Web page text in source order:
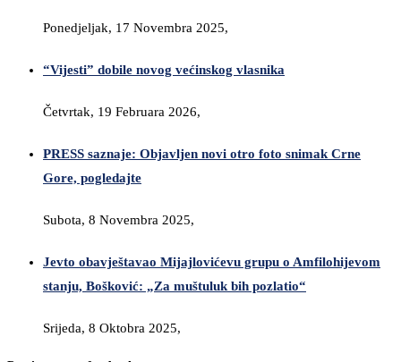
Ponedjeljak, 17 Novembra 2025,
“Vijesti” dobile novog većinskog vlasnika
Četvrtak, 19 Februara 2026,
PRESS saznaje: Objavljen novi otro foto snimak Crne
Gore, pogledajte
Subota, 8 Novembra 2025,
Jevto obavještavao Mijajlovićevu grupu o Amfilohijevom
stanju, Bošković: „Za muštuluk bih pozlatio“
Srijeda, 8 Oktobra 2025,